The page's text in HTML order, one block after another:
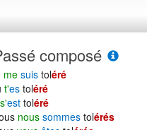
composé
mesuis toléré
t'es toléré
s'est toléré
noussommes tolérés